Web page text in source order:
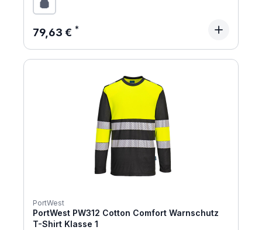
Regulärer Preis:
79,63 €
PortWest
PortWest PW312 Cotton Comfort Warnschutz
T-Shirt Klasse 1